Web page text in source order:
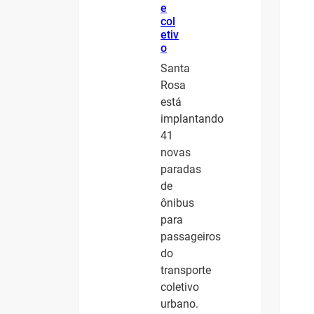
e
col
etiv
o
Santa
Rosa
está
implantando
41
novas
paradas
de
ônibus
para
passageiros
do
transporte
coletivo
urbano.